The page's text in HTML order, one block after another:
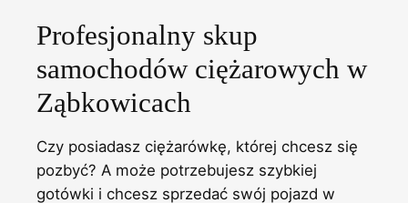
Profesjonalny skup
samochodów ciężarowych w
Ząbkowicach
Czy posiadasz ciężarówkę, której chcesz się
pozbyć? A może potrzebujesz szybkiej
gotówki i chcesz sprzedać swój pojazd w